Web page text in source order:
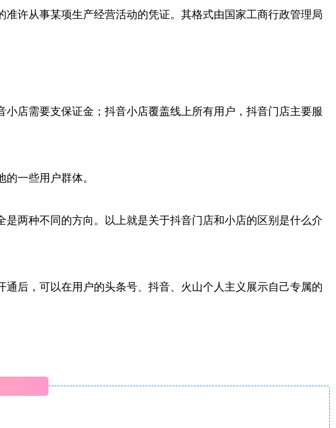
许从事某项生产经营活动的凭证。其格式由国家工商行政管理局
店需要支保证金；抖音小店覆盖线上所有用户，抖音门店主要服
一些用户群体。
两种不同的方向。以上就是关于抖音门店和小店的区别是什么介
后，可以在用户的头条号、抖音、火山个人主义展示自己专属的